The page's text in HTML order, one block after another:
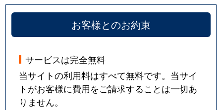
お客様とのお約束
サービスは完全無料
当サイトの利用料はすべて無料です。当サイ
トがお客様に費用をご請求することは一切あ
りません。